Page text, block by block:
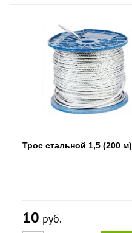
Трос стальной 1,5 (200 м)
10 руб.